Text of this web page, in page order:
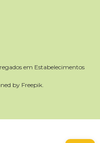
em Estabelecimentos
by Freepik.